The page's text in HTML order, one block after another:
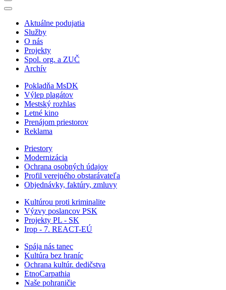
Aktuálne podujatia
Služby
O nás
Projekty
Spol. org. a ZUČ
Archív
Pokladňa MsDK
Výlep plagátov
Mestský rozhlas
Letné kino
Prenájom priestorov
Reklama
Priestory
Modernizácia
Ochrana osobných údajov
Profil verejného obstarávateľa
Objednávky, faktúry, zmluvy
Kultúrou proti kriminalite
Výzvy poslancov PSK
Projekty PL - SK
Irop - 7. REACT-EÚ
Spája nás tanec
Kultúra bez hraníc
Ochrana kultúr. dedičstva
EtnoCarpathia
Naše pohraničie